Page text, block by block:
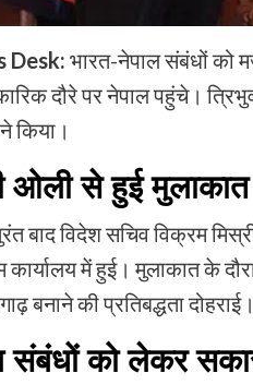
Desk: भारत-नेपाल संबंधों को
दौरे पर नेपाल पहुंचे।
किया।
ओली से हुई मुलाकात
बाद विदेश सचिव विक्रम
कार्यालय में हुई। मुलाकात के
बनाने की प्रतिबद्धता
संबंधों को लेकर